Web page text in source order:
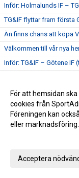
Inför: Holmalunds IF –
TG&IF flyttar fram första
Än finns chans att köpa
Välkommen till vår nya
Inför: TG&IF – Götene IF
INFO Nya huvudentrèn
Entrèn
Inför: Husqvarna FF –
Stadgeändringar och
För att hemsidan
cookies från
Föreningen kan
eller
Acceptera